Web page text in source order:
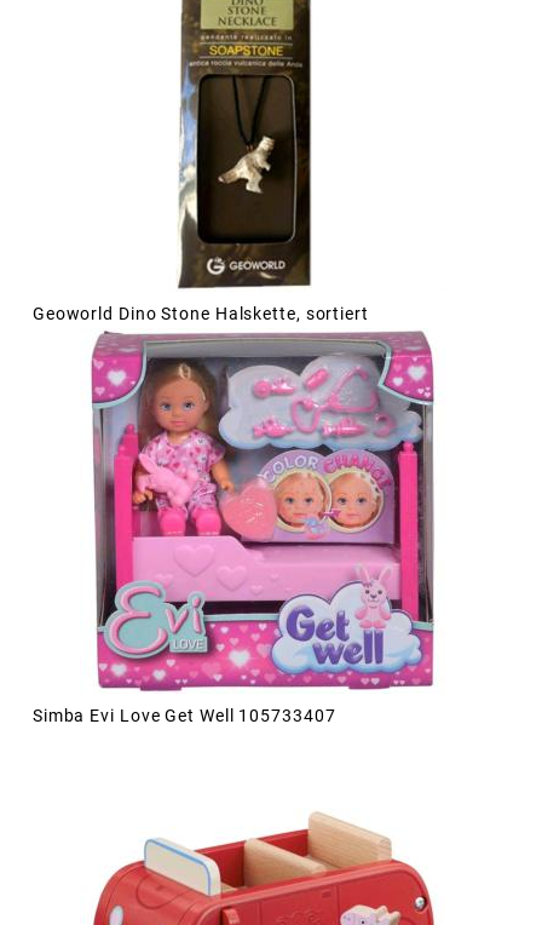
Geoworld Dino Stone Halskette, sortiert
Simba Evi Love Get Well 105733407